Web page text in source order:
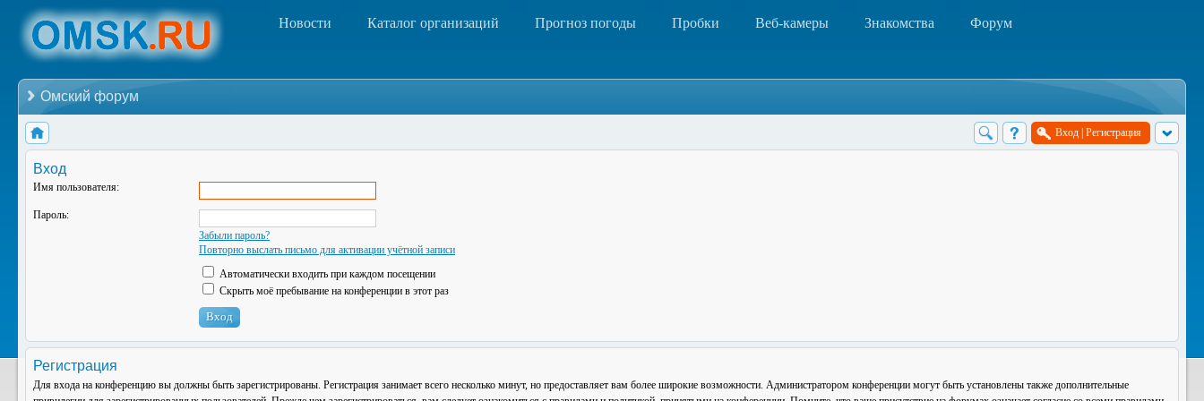
Новости Каталог организаций Прогноз погоды Пробки Веб-камеры Знакомства Форум
Омский форум
Вход Регистрация
Вход
Имя пользователя:
Пароль:
Забыли пароль?
Повторно выслать письмо для активации учётной записи
Автоматически входить при каждом посещении
Скрыть моё пребывание на конференции в этот раз
Регистрация
Для входа на конференцию вы должны быть зарегистрированы. Регистрация занимает всего несколько минут, но предоставляет вам более широкие возможности. Администратором конференции могут быть установлены также дополнительные